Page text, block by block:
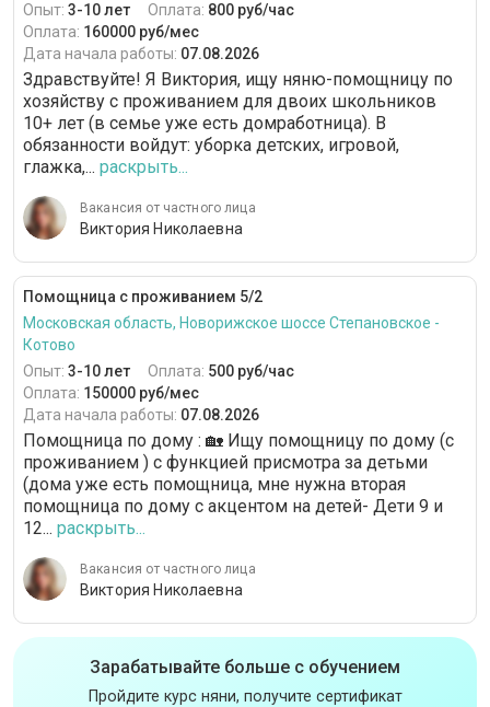
Опыт: 3-10 лет Оплата: 800 руб/час
Оплата: 160000 руб/мес
Дата начала работы: 07.08.2026
Здравствуйте! Я Виктория, ищу няню-помощницу по
хозяйству с проживанием для двоих школьников
10+ лет (в семье уже есть домработница). В
обязанности войдут: уборка детских, игровой,
глажка,... раскрыть...
Вакансия от частного лица
Виктория Николаевна
Помощница с проживанием 5/2
Московская область, Новорижское шоссе Степановское -
Котово
Опыт: 3-10 лет Оплата: 500 руб/час
Оплата: 150000 руб/мес
Дата начала работы: 07.08.2026
Помощница по дому : 🏡 Ищу помощницу по дому (с
проживанием ) с функцией присмотра за детьми
(дома уже есть помощница, мне нужна вторая
помощница по дому с акцентом на детей- Дети 9 и
12... раскрыть...
Вакансия от частного лица
Виктория Николаевна
Зарабатывайте больше с обучением
Пройдите курс няни, получите сертификат